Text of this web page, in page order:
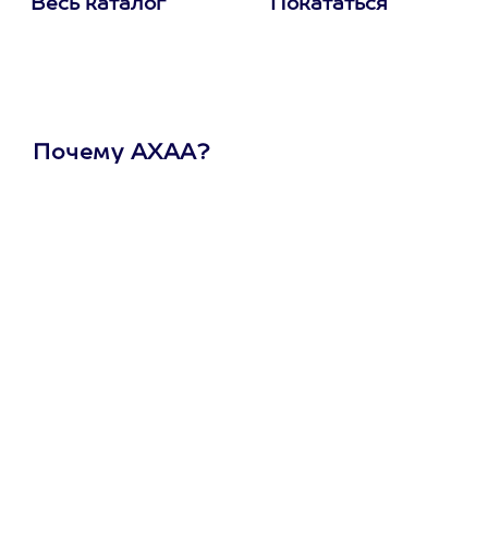
Весь каталог Покататься
Почему АХАА?